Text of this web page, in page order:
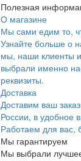
Полезная
О магазине
Мы сами едим то,
Узнайте больше о
мы, наши клиенты
выбрали именно
реквизиты.
Доставка
Доставим ваш
России, в удобное
Работаем для вас,
Мы гарантируем
Мы выбрали